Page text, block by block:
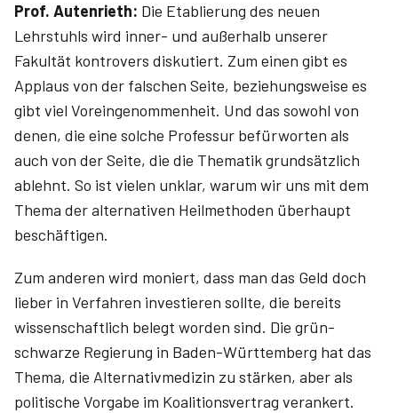
Prof. Autenrieth: Die Etablierung des neuen
Lehrstuhls wird inner- und außerhalb unserer
Fakultät kontrovers diskutiert. Zum einen gibt es
Applaus von der falschen Seite, beziehungsweise es
gibt viel Voreingenommenheit. Und das sowohl von
denen, die eine solche Professur befürworten als
auch von der Seite, die die Thematik grundsätzlich
ablehnt. So ist vielen unklar, warum wir uns mit dem
Thema der alternativen Heilmethoden überhaupt
beschäftigen.
Zum anderen wird moniert, dass man das Geld doch
lieber in Verfahren investieren sollte, die bereits
wissenschaftlich belegt worden sind. Die grün-
schwarze Regierung in Baden-Württemberg hat das
Thema, die Alternativmedizin zu stärken, aber als
politische Vorgabe im Koalitionsvertrag verankert.